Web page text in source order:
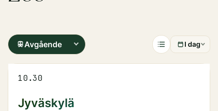
Avgående I dag
10.30
Jyväskylä